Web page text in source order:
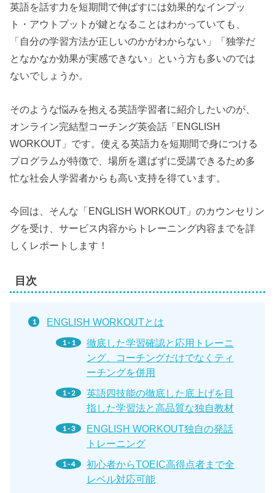
英語を話す力を短期間で伸ばすには効果的なインプッ
ト・アウトプットが鍵となることはわかっていても、
「自分の学習方法が正しいのかがわからない」「独学だ
となかなか効果が実感できない」という方も多いのでは
ないでしょうか。
そのような悩みを抱える英語学習者に紹介したいのが、
オンライン完結型コーチング英会話「ENGLISH
WORKOUT」です。使える英語力を短期間で身につける
プログラムが特徴で、場所を選ばずに受講できるため多
忙な社会人学習者からも高い支持を得ています。
今回は、そんな「ENGLISH WORKOUT」のカウンセリン
グを受け、サービス内容からトレーニング内容までを詳
しくレポートします！
目次
ENGLISH WORKOUTとは
徹底した学習確認と応用トレーニ
ング、コーチングだけでなくティ
ーチングを併用
英語四技能の徹底した底上げを目
指した学習法と高品質な独自教材
ENGLISH WORKOUT独自の発話
トレーニング
初心者からTOEIC高得点者まで全
レベル対応可能